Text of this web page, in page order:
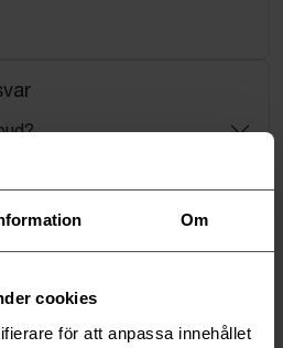
Om
cookies
för att anpassa innehållet